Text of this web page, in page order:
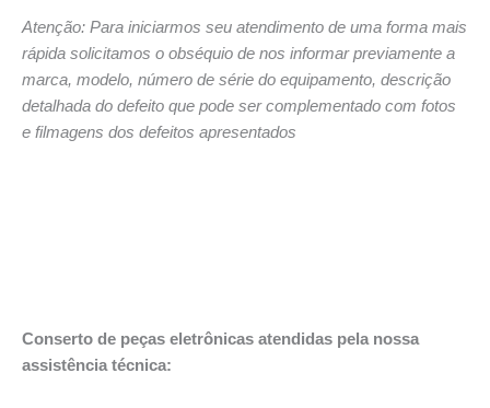
Atenção: Para iniciarmos seu atendimento de uma forma mais
rápida solicitamos o obséquio de nos informar previamente a
marca, modelo, número de série do equipamento, descrição
detalhada do defeito que pode ser complementado com fotos
e filmagens dos defeitos apresentados
Conserto de peças eletrônicas atendidas pela nossa
assistência técnica: